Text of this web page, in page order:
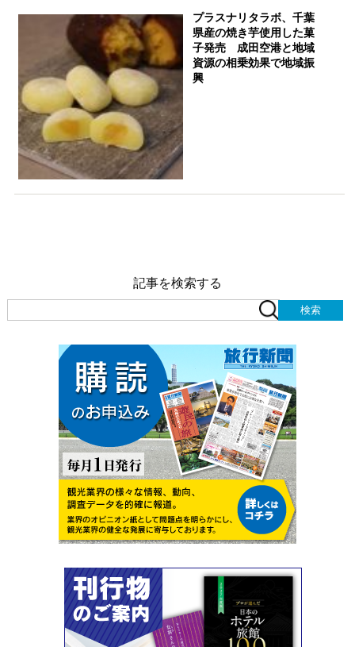
プラスナリタラボ、千葉
県産の焼き芋使用した菓
子発売 成田空港と地域
資源の相乗効果で地域振
興
記事を検索する